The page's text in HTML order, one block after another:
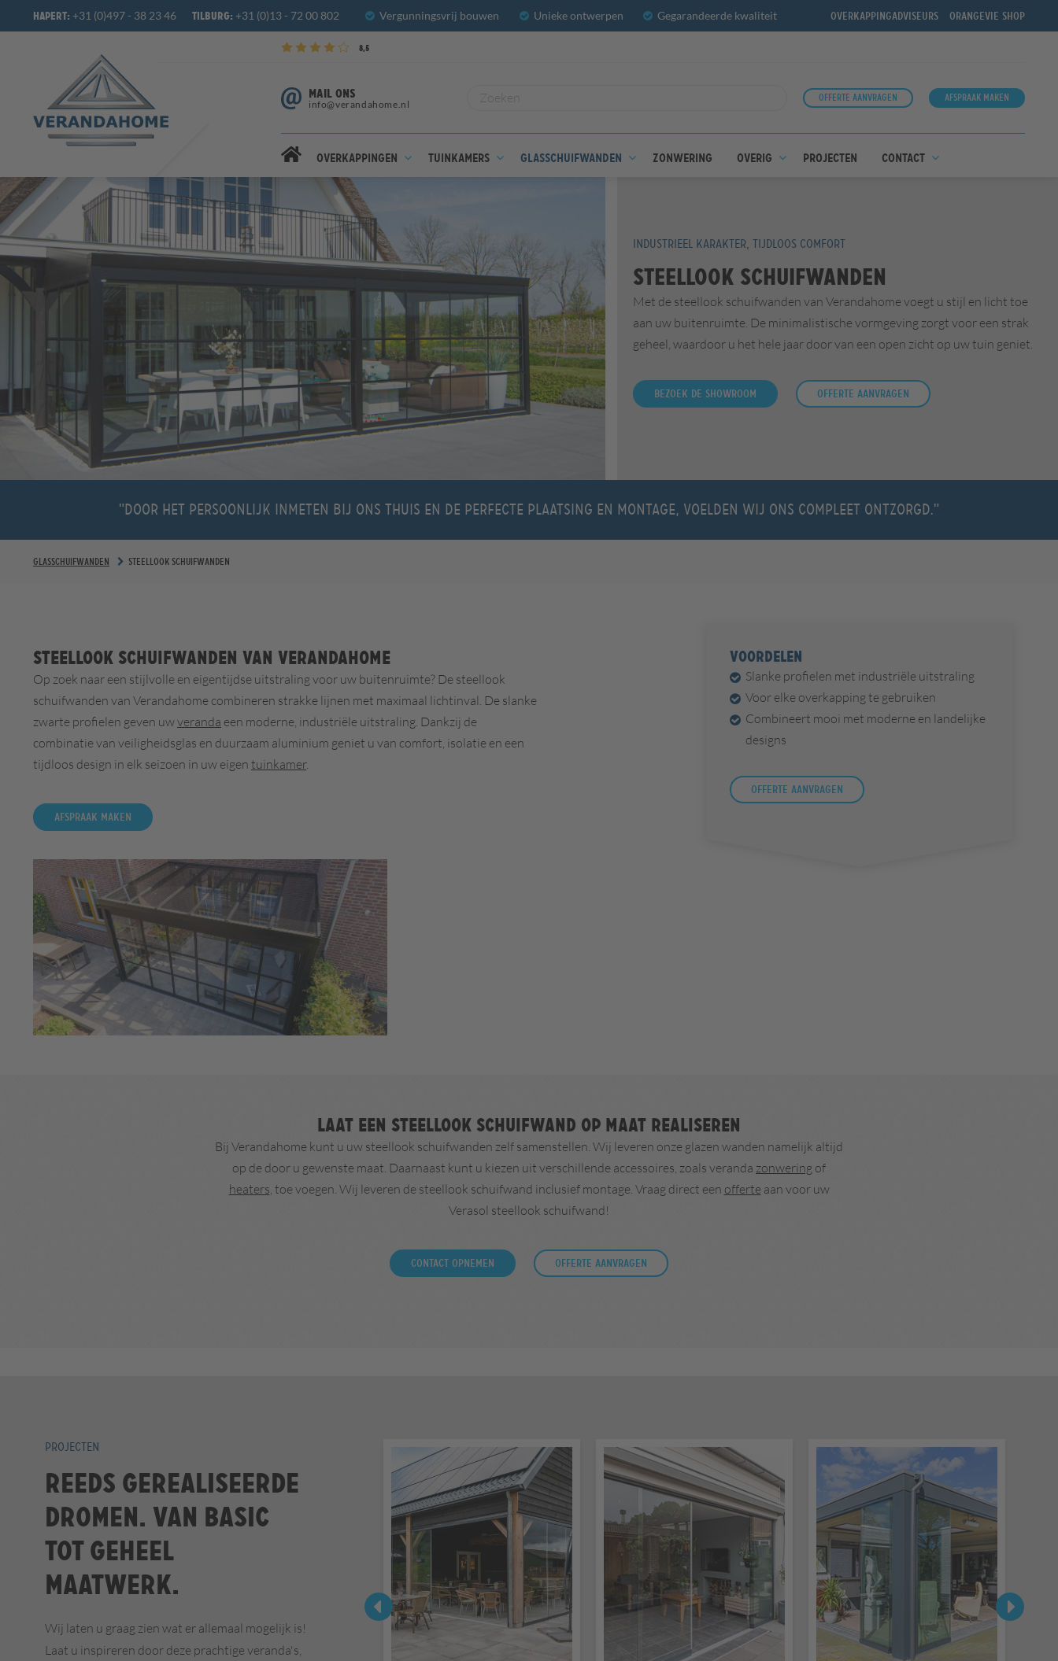
Hapert: +31 (0)497 - 38 23 46 Tilburg: +31 (0)13 - 72 00 802 Vergunningsvrij bouwen Unieke ontwerpen Gegarandeerde kwaliteit Overkappingadviseurs OrangeVie shop
8,5
MAIL ONS
info@verandahome.nl
Offerte aanvragen Afspraak maken
Overkappingen Tuinkamers Glasschuifwanden Zonwering Overig Projecten Contact
INDUSTRIEEL KARAKTER, TIJDLOOS COMFORT
Steellook schuifwanden
Met de steellook schuifwanden van Verandahome voegt u stijl en licht toe
aan uw buitenruimte. De minimalistische vormgeving zorgt voor een strak
geheel, waardoor u het hele jaar door van een open zicht op uw tuin geniet.
Bezoek de showroom Offerte aanvragen
"Door het persoonlijk inmeten bij ons thuis en de perfecte plaatsing en montage, voelden wij ons compleet ontzorgd."
GLASSCHUIFWANDEN STEELLOOK SCHUIFWANDEN
Steellook schuifwanden van Verandahome
Op zoek naar een stijlvolle en eigentijdse uitstraling voor uw buitenruimte? De steellook
schuifwanden van Verandahome combineren strakke lijnen met maximaal lichtinval. De slanke
zwarte profielen geven uwveranda een moderne, industriële uitstraling. Dankzij de
combinatie van veiligheidsglas en duurzaam aluminium geniet u van comfort, isolatie en een
tijdloos design in elk seizoen in uw eigen tuinkamer.
Afspraak maken
VOORDELEN
Slanke profielen met industriële uitstraling
Voor elke overkapping te gebruiken
Combineert mooi met moderne en landelijke
designs
Offerte aanvragen
Laat een steellook schuifwand op maat realiseren
Bij Verandahome kunt u uw steellook schuifwanden zelf samenstellen. Wij leveren onze glazen wanden namelijk altijd
op de door u gewenste maat. Daarnaast kunt u kiezen uit verschillende accessoires, zoals veranda zonwering of
heaters, toe voegen. Wij leveren de steellook schuifwand inclusief montage. Vraag direct een offerteaan voor uw
Verasol steellook schuifwand!
CONTACT OPNEMEN OFFERTE AANVRAGEN
PROJECTEN
Reeds gerealiseerde
dromen. Van basic
tot geheel
maatwerk.
Wij laten u graag zien wat er allemaal mogelijk is!
Laat u inspireren door deze prachtige veranda's,